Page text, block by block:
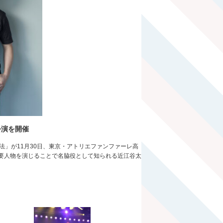
を開催
」が11月30日、東京・アトリエファンファーレ高
物を演じることで名脇役として知られる近江谷太